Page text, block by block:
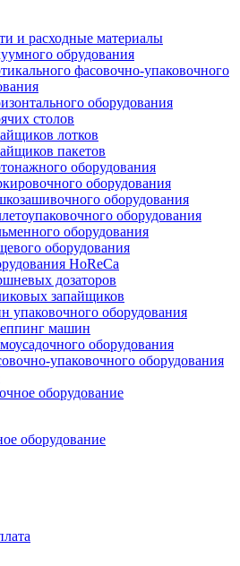
и расходные материалы
обрудования
фасовочно-упаковочного
оборудования
столов
лотков
пакетов
оборудования
оборудования
оборудования
оборудования
оборудования
оборудования
HoReCa
дозаторов
запайщиков
упаковочного оборудования
машин
оборудования
упаковочного оборудования
оборудование
оборудование